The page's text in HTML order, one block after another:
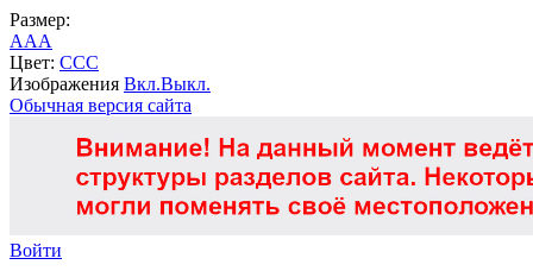
Размер:
AAA
Цвет: CCC
Изображения Вкл.Выкл.
Обычная версия сайта
Войти